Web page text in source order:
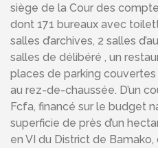
siège de la Cour des
dont 171 bureaux avec
salles d’archives, 2 salles
salles de délibéré , un
places de parking
au rez-de-chaussée. D’un
Fcfa, financé sur le budget
superficie de près d’un
en VI du District de